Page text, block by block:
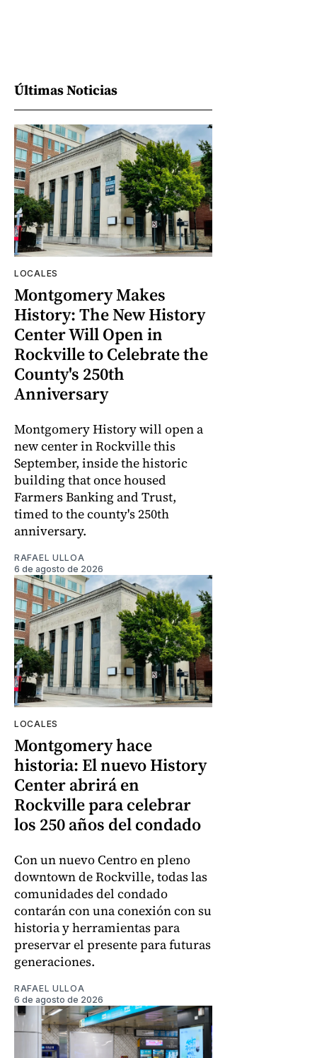
Últimas Noticias
LOCALES
Montgomery Makes
History: The New History
Center Will Open in
Rockville to Celebrate the
County's 250th
Anniversary
Montgomery History will open a
new center in Rockville this
September, inside the historic
building that once housed
Farmers Banking and Trust,
timed to the county's 250th
anniversary.
RAFAEL ULLOA
6 de agosto de 2026
LOCALES
Montgomery hace
historia: El nuevo History
Center abrirá en
Rockville para celebrar
los 250 años del condado
Con un nuevo Centro en pleno
downtown de Rockville, todas las
comunidades del condado
contarán con una conexión con su
historia y herramientas para
preservar el presente para futuras
generaciones.
RAFAEL ULLOA
6 de agosto de 2026